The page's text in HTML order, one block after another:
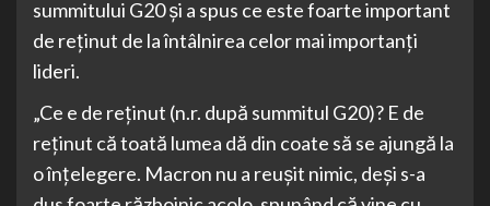
summitului G20 şi a spus ce este foarte important
de reţinut de la întâlnirea celor mai importanţi
lideri.
„Ce e de reţinut (n.r. după summitul G20)? E de
reţinut că toată lumea dă din coate să se ajungă la
o înţelegere. Macron nu a reuşit nimic, deşi s-a